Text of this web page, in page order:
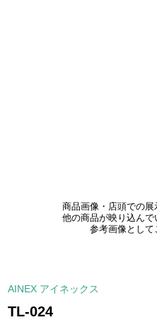
商品画像・店頭での展
他の商品が映り込んで
参考画像として
AINEX アイネックス
TL-024